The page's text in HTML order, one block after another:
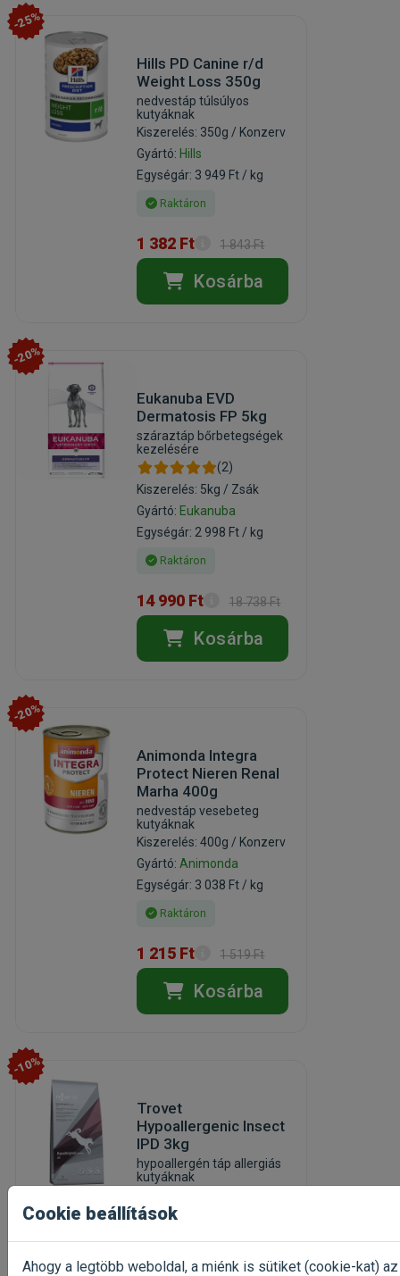
-25%
Hills PD Canine r/d
Weight Loss 350g
nedvestáp túlsúlyos
kutyáknak
Kiszerelés: 350g / Konzerv
Gyártó: Hills
Egységár: 3 949 Ft / kg
Raktáron
1 382 Ft 1 843 Ft
Kosárba
-20%
Eukanuba EVD
Dermatosis FP 5kg
száraztáp bőrbetegségek
kezelésére
(2)
Kiszerelés: 5kg / Zsák
Gyártó: Eukanuba
Egységár: 2 998 Ft / kg
Raktáron
14 990 Ft 18 738 Ft
Kosárba
-20%
Animonda Integra
Protect Nieren Renal
Marha 400g
nedvestáp vesebeteg
kutyáknak
Kiszerelés: 400g / Konzerv
Gyártó: Animonda
Egységár: 3 038 Ft / kg
Raktáron
1 215 Ft 1 519 Ft
Kosárba
-10%
Trovet
Hypoallergenic Insect
IPD 3kg
hypoallergén táp allergiás
kutyáknak
Kiszerelés: 3kg / Zacskó
Gyártó:Trovet
Egységár: 4 663 Ft / kg
Cookie beállítások
Ahogy a legtöbb weboldal, a miénk is sütiket (cookie-kat)